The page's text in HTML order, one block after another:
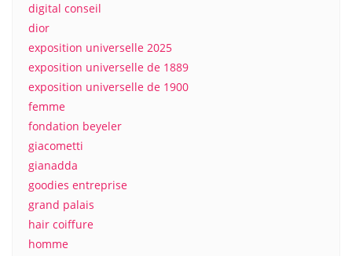
digital conseil
dior
exposition universelle 2025
exposition universelle de 1889
exposition universelle de 1900
femme
fondation beyeler
giacometti
gianadda
goodies entreprise
grand palais
hair coiffure
homme